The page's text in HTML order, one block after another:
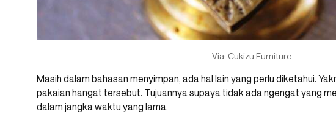
Via: Cukizu Furniture
Masih dalam bahasan menyimpan, ada hal lain yang perlu diketahui.
pakaian hangat tersebut. Tujuannya supaya tidak ada ngengat yang
dalam jangka waktu yang lama.